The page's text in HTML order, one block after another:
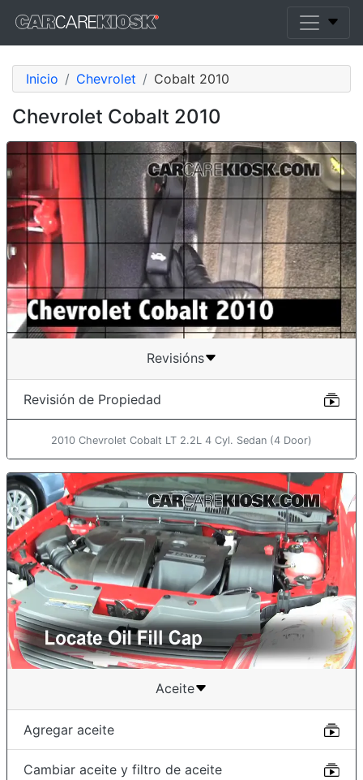
Inicio Chevrolet Cobalt 2010
Chevrolet Cobalt 2010
Revisións
Revisión de Propiedad
2010 Chevrolet Cobalt LT 2.2L 4 Cyl. Sedan (4 Door)
Aceite
Agregar aceite
Cambiar aceite y filtro de aceite